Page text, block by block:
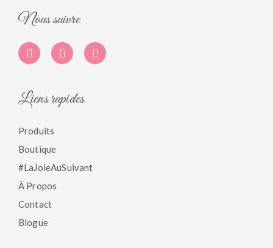
Nous suivre
Liens rapides
Produits
Boutique
#LaJoieAuSuivant
À Propos
Contact
Blogue